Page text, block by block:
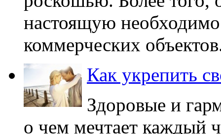
настоящую
коммерческих
Как укрепить
Здоровые и
о чем мечтает каждый